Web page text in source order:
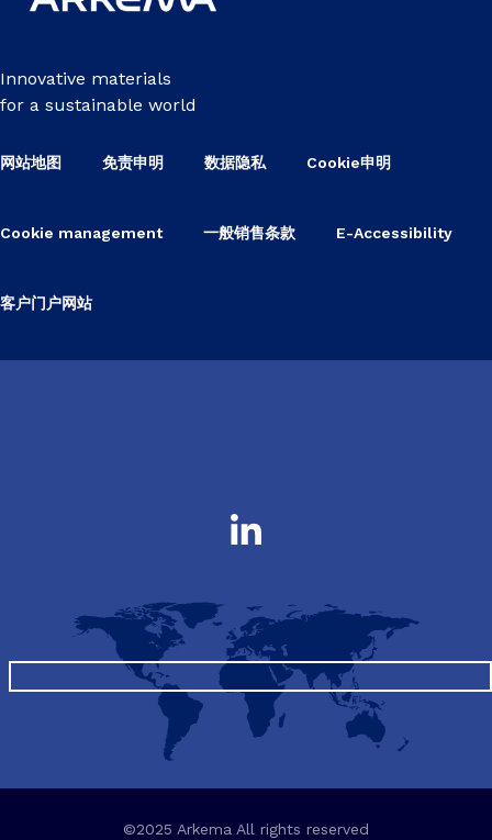
Innovative materials
for a sustainable world
网站地图 免责申明 数据隐私 Cookie申明
Cookie management 一般销售条款 E-Accessibility
客户门户网站
©2025 Arkema All rights reserved